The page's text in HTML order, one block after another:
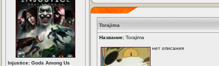
Injustice: Gods Among Us
Torajima
Название: Torajima
нет описания